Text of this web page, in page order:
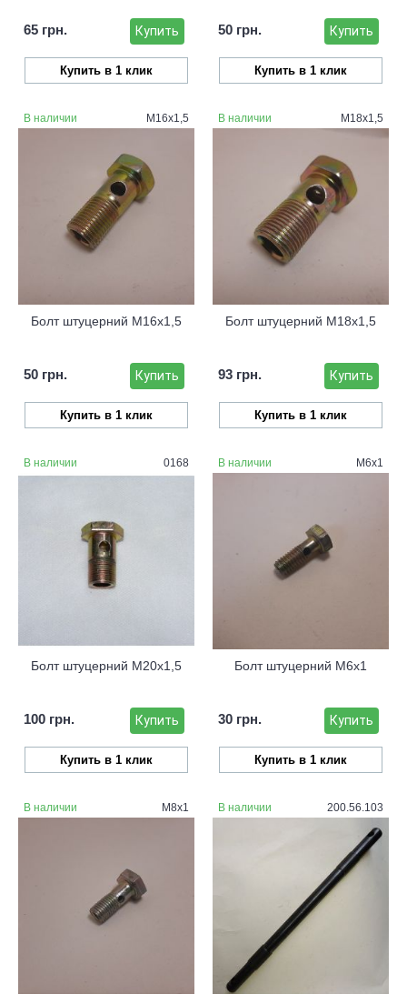
65 грн. Купить
Купить в 1 клик
50 грн. Купить
Купить в 1 клик
В наличии М16х1,5
Болт штуцерний М16х1,5
50 грн. Купить
Купить в 1 клик
В наличии М18х1,5
Болт штуцерний М18х1,5
93 грн. Купить
Купить в 1 клик
В наличии 0168
Болт штуцерний М20х1,5
100 грн. Купить
Купить в 1 клик
В наличии М6х1
Болт штуцерний М6х1
30 грн. Купить
Купить в 1 клик
В наличии М8х1 В наличии 200.56.103